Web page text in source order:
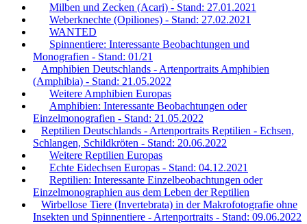
Milben und Zecken (Acari) - Stand: 27.01.2021
Weberknechte (Opiliones) - Stand: 27.02.2021
WANTED
Spinnentiere: Interessante Beobachtungen und
Monografien - Stand: 01/21
Amphibien Deutschlands - Artenportraits Amphibien
(Amphibia) - Stand: 21.05.2022
Weitere Amphibien Europas
Amphibien: Interessante Beobachtungen oder
Einzelmonografien - Stand: 21.05.2022
Reptilien Deutschlands - Artenportraits Reptilien - Echsen,
Schlangen, Schildkröten - Stand: 20.06.2022
Weitere Reptilien Europas
Echte Eidechsen Europas - Stand: 04.12.2021
Reptilien: Interessante Einzelbeobachtungen oder
Einzelmonographien aus dem Leben der Reptilien
Wirbellose Tiere (Invertebrata) in der Makrofotografie ohne
Insekten und Spinnentiere - Artenportraits - Stand: 09.06.2022